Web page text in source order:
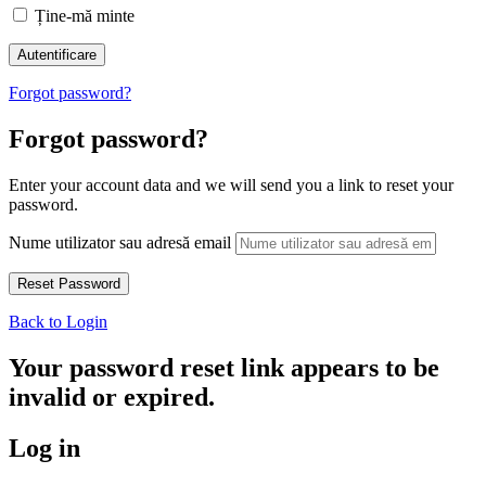
Ține-mă minte
Forgot password?
Forgot password?
Enter your account data and we will send you a link to reset your
password.
Nume utilizator sau adresă email
Back to Login
Your password reset link appears to be
invalid or expired.
Log in